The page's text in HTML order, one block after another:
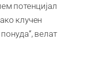
потенцијал
клучен
велат